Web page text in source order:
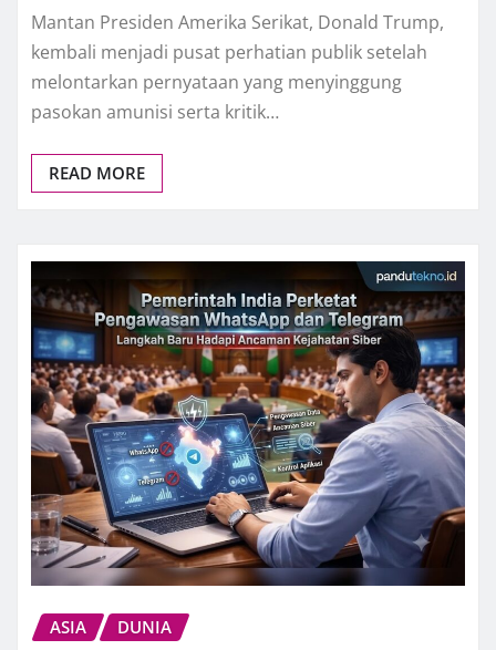
Mantan Presiden Amerika Serikat, Donald Trump,
kembali menjadi pusat perhatian publik setelah
melontarkan pernyataan yang menyinggung
pasokan amunisi serta kritik…
READ MORE
ASIA DUNIA